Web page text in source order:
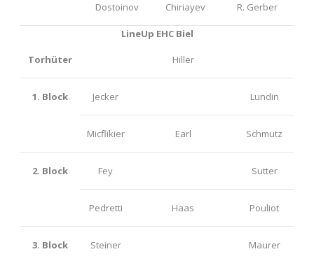
Dostoinov Chiriayev R. Gerber
LineUp EHC Biel
Torhüter Hiller
1. Block Jecker Lundin
Micflikier Earl Schmutz
2. Block Fey Sutter
Pedretti Haas Pouliot
3. Block Steiner Maurer